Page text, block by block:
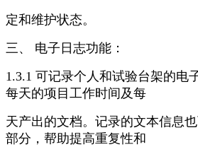
定和维护状态。
三、 电子日志功能：
1.3.1 可记录个人和试验台架的电
每天的项目工作时间及每
天产出的文档。记录的文本信息
部分，帮助提高重复性和